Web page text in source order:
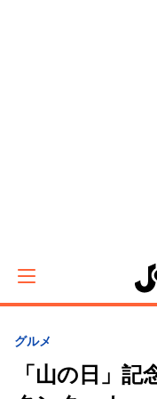
グルメ
「山の日」